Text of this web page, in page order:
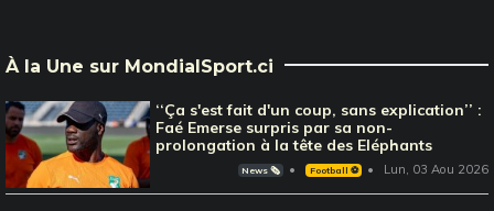
À la Une sur MondialSport.ci
‘‘Ça s'est fait d'un coup, sans explication’’ :
Faé Emerse surpris par sa non-
prolongation à la tête des Eléphants
News 🗞️ Football ⚽️ Lun, 03 Aou 2026